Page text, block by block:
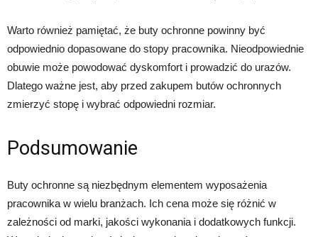
Warto również pamiętać, że buty ochronne powinny być
odpowiednio dopasowane do stopy pracownika. Nieodpowiednie
obuwie może powodować dyskomfort i prowadzić do urazów.
Dlatego ważne jest, aby przed zakupem butów ochronnych
zmierzyć stopę i wybrać odpowiedni rozmiar.
Podsumowanie
Buty ochronne są niezbędnym elementem wyposażenia
pracownika w wielu branżach. Ich cena może się różnić w
zależności od marki, jakości wykonania i dodatkowych funkcji.